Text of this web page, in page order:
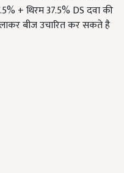
+ थिरम 37.5% DS दवा की
बीज उचारित कर सकते है